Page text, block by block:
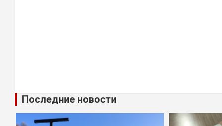
Последние новости